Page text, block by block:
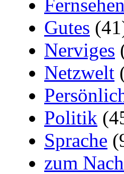
Fernsehen
Gutes
Nerviges
Netzwelt
Politik
Sprache
zum